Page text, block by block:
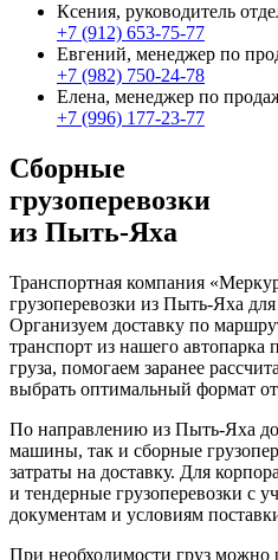
Ксения, руководитель
+7 (912) 653-75-77
Евгений, менеджер по
+7 (982) 750-24-78
Елена, менеджер по
+7 (996) 177-23-77
Сборные
грузоперевозки
из Пыть-Яха
Транспортная компания
грузоперевозки из Пыть-Яха
Организуем доставку по
транспорт из нашего автопарка
груза, помогаем заранее
выбрать оптимальный формат
По направлению из Пыть-Яха
машины, так и сборные
затраты на доставку. Для
и тендерные грузоперевозки с
документам и условиям
При необходимости груз можно